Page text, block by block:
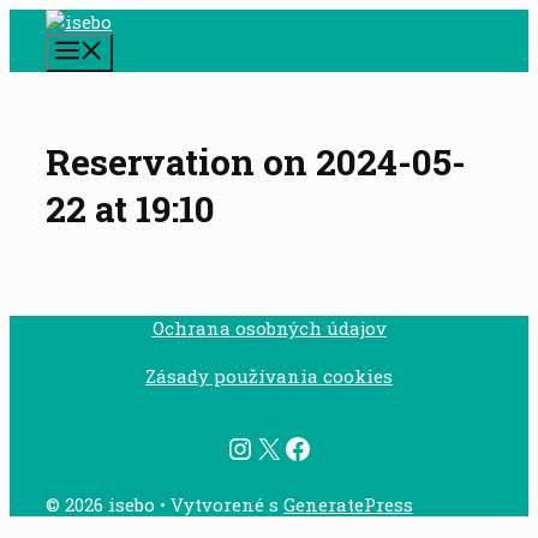
Preskočiť
obsah
Reservation on 2024-05-
22 at 19:10
Ochrana osobných údajov
Zásady používania cookies
InstagramX Facebook
© 2026 isebo • Vytvorené s GeneratePress